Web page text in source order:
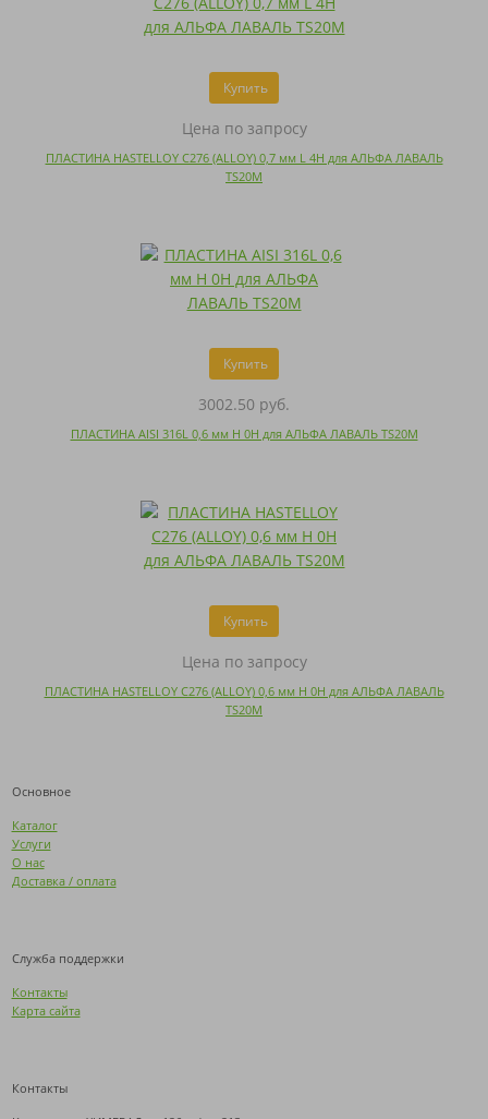
Купить
Цена по запросу
ПЛАСТИНА HASTELLOY C276 (ALLOY) 0,7 мм L 4H для АЛЬФА ЛАВАЛЬ
TS20M
Купить
3002.50 руб.
ПЛАСТИНА AISI 316L 0,6 мм H 0H для АЛЬФА ЛАВАЛЬ TS20M
Купить
Цена по запросу
ПЛАСТИНА HASTELLOY C276 (ALLOY) 0,6 мм H 0H для АЛЬФА ЛАВАЛЬ
TS20M
Основное
Каталог
Услуги
О нас
Доставка / оплата
Служба поддержки
Контакты
Карта сайта
Контакты